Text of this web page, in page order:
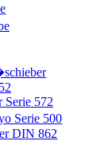
Serie 572
Serie 500
DIN 862